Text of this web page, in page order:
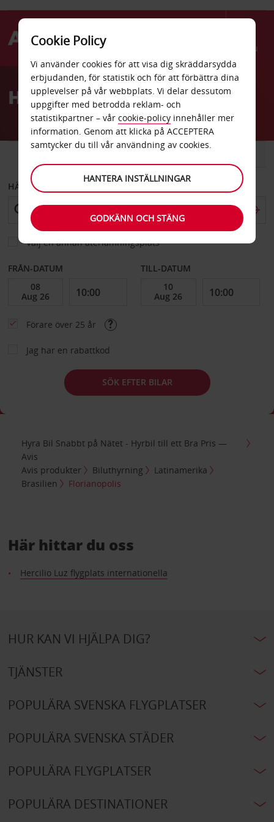
Menu
AvisHyrbil Florianopolis
BIL
HÄMTA FRÅN
Välj en annan återlämningsplats
FRÅN-DATUM TILL-DATUM
Förare över 25 år
Jag har en rabattkod
SÖK EFTER BILAR
Hyra Bil Snabbt på Nätet - Hyrbil till ett Bra Pris —
Avis
Avis produkter
Biluthyrning
Latinamerika
Brasilien
Florianopolis
Här hittar du oss
Hercilio Luz flygplats internationella
HUR KAN VI HJÄLPA DIG?
TJÄNSTER
POPULÄRA SVENSKA FLYGPLATSER
POPULÄRA SVENSKA STÄDER
POPULÄRA FLYGPLATSER
POPULÄRA DESTINATIONER
Cookie Policy
Vi använder cookies för att visa dig skräddarsydda
erbjudanden, för statistik och för att förbättra dina
upplevelser på vår webbplats. Vi delar dessutom
uppgifter med betrodda reklam- och
statistikpartner – vår cookie-policy innehåller mer
information. Genom att klicka på ACCEPTERA
samtycker du till vår användning av cookies.
HANTERA INSTÄLLNINGAR
GODKÄNN OCH STÄNG